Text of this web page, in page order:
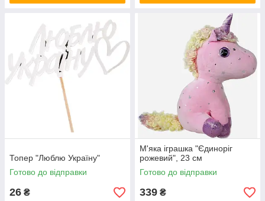
Топер "Люблю Україну"
Готово до відправки
26 ₴
М'яка іграшка "Єдиноріг
рожевий", 23 см
Готово до відправки
339 ₴